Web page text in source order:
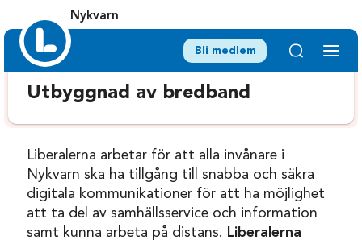
Nykvarn
Bli medlem
Utbyggnad av bredband
Liberalerna arbetar för att alla invånare i
Nykvarn ska ha tillgång till snabba och säkra
digitala kommunikationer för att ha möjlighet
att ta del av samhällsservice och information
samt kunna arbeta på distans. Liberalerna